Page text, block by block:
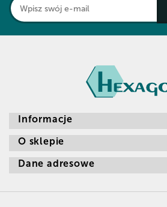
Dane adresowe
Informacje
O sklepie